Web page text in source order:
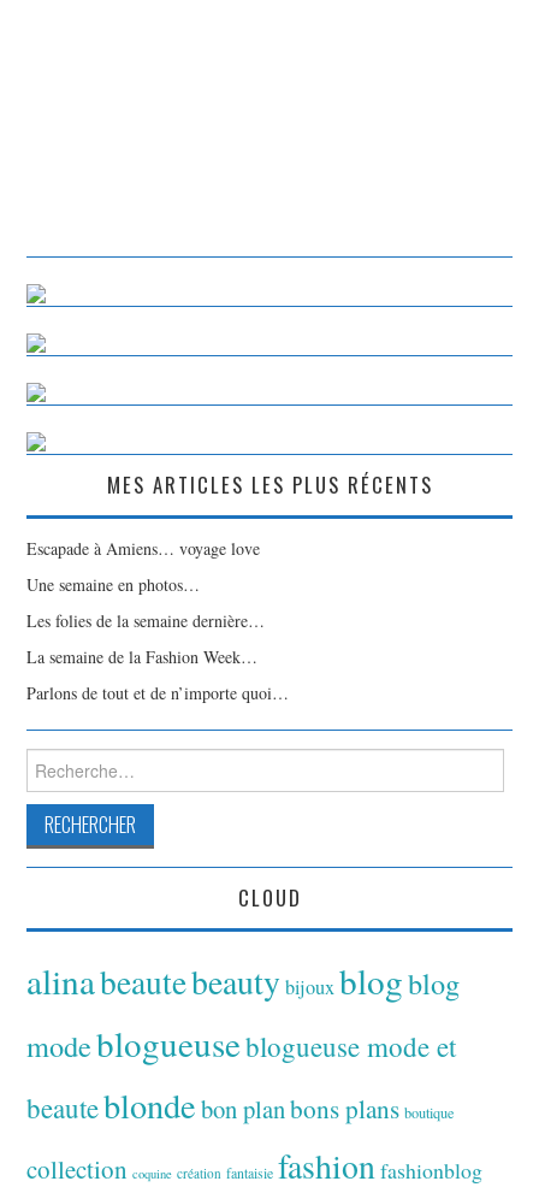
MES ARTICLES LES PLUS RÉCENTS
Escapade à Amiens… voyage love
Une semaine en photos…
Les folies de la semaine dernière…
La semaine de la Fashion Week…
Parlons de tout et de n’importe quoi…
Rechercher :
CLOUD
alinabeautebeauty bijoux blogblog
modeblogueuseblogueuse mode et
beauteblondebon planbons plans boutique
collection coquine création fantaisie fashionfashionblog